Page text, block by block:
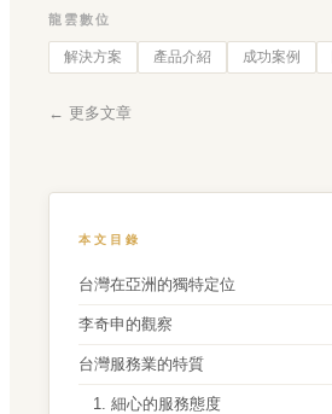
龍雲數位
解決方案 產品介紹 成功案例
← 更多文章
本文目錄
台灣在亞洲的獨特定位
李奇申的觀察
台灣服務業的特質
1. 細心的服務態度